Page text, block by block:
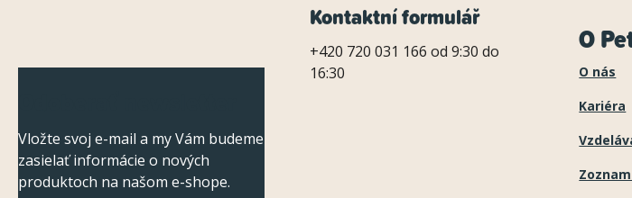
Vložte svoj e-mail a my Vám budeme
zasielať informácie o nových
produktoch na našom e-shope.
Kontaktní formulář
+420 720 031 166 od 9:30 do
16:30
O
O nás
Kariéra